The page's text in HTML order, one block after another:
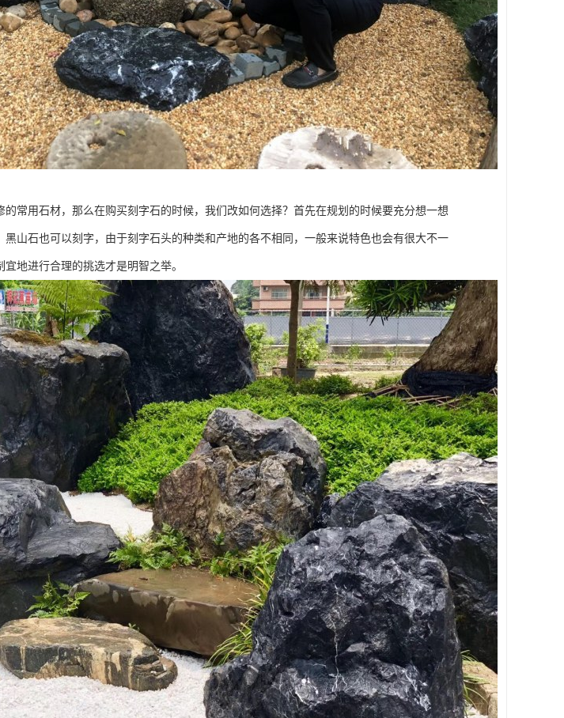
常用石材，那么在购买刻字石的时候，我们改如何选择？首先在规划的时候要充分想一想
山石也可以刻字，由于刻字石头的种类和产地的各不相同，一般来说特色也会有很大不一
地进行合理的挑选才是明智之举。